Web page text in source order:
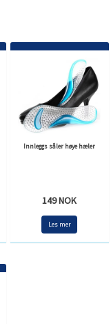
Innleggs såler høye hæler
149 NOK
Les mer